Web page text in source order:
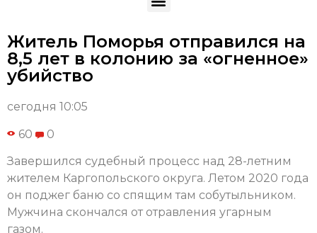
Житель Поморья отправился на
8,5 лет в колонию за «огненное»
убийство
сегодня 10:05
60 0
Завершился судебный процесс над 28-летним
жителем Каргопольского округа. Летом 2020 года
он поджег баню со спящим там собутыльником.
Мужчина скончался от отравления угарным
газом.